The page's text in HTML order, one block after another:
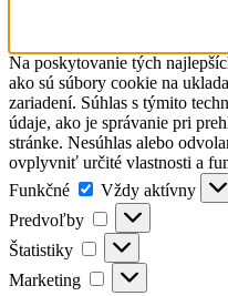
Na poskytovanie tých
ako sú súbory cookie na
zariadení. Súhlas s týmito
údaje, ako je správanie pri
stránke. Nesúhlas alebo
ovplyvniť určité vlastnosti a
Funkčné
Funkčné
Vždy aktívny
Predvoľby
Predvoľby
Štatistiky Štatistiky
Marketing Marketing